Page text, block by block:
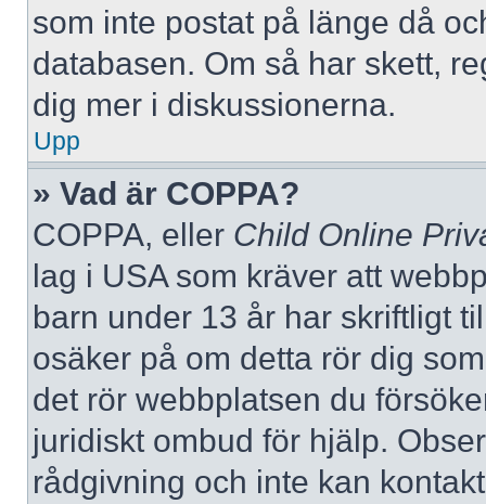
som inte postat på länge då
databasen. Om så har skett,
dig mer i diskussionerna.
Upp
» Vad är COPPA?
COPPA, eller Child Online
lag i USA som kräver att
barn under 13 år har skriftligt
osäker på om detta rör dig
det rör webbplatsen du
juridiskt ombud för hjälp.
rådgivning och inte kan